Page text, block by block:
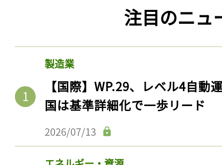
注目のニュ
製造業
【国際】WP.29、レベル4自動
国は基準詳細化で一歩リード
2026/07/13